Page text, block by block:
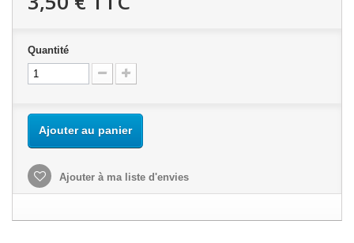
Quantité
Ajouter au panier
Ajouter à ma liste d'envies